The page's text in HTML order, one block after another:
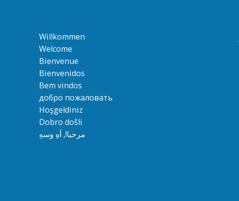
Willkommen
Welcome
Bienvenue
Bienvenidos
Bem vindos
добро пожаловать
Hoşgeldiniz
Dobro došli
مرحبا!, أهِ وسهِ